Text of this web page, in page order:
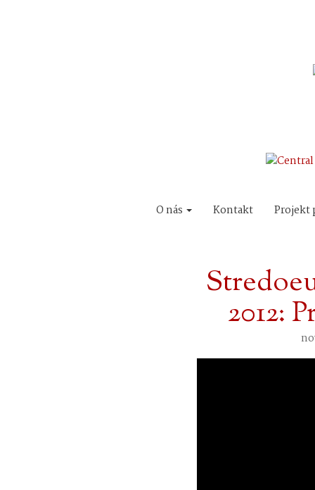
O nás Kontakt Projekt
2012: